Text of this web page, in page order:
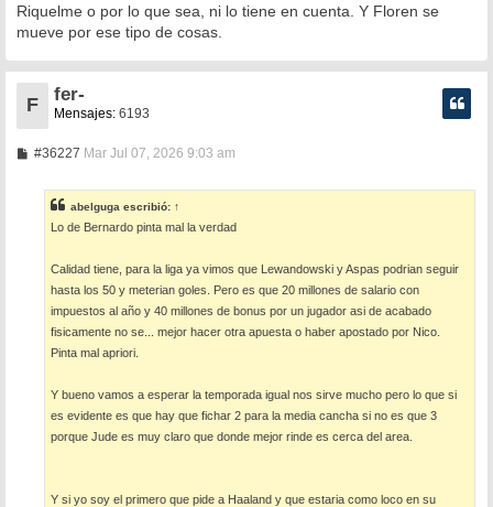
Riquelme o por lo que sea, ni lo tiene en cuenta. Y Floren se
mueve por ese tipo de cosas.
F
fer-
Mensajes: 6193
#36227M
a
j
Mar Jul 07, 2026 9:03 am
abelguga escribió: ↑
Lo de Bernardo pinta mal la verdad
Calidad tiene, para la liga ya vimos que Lewandowski y Aspas podrian seguir
hasta los 50 y meterian goles. Pero es que 20 millones de salario con
impuestos al año y 40 millones de bonus por un jugador asi de acabado
fisicamente no se... mejor hacer otra apuesta o haber apostado por Nico.
Pinta mal apriori.
Y bueno vamos a esperar la temporada igual nos sirve mucho pero lo que si
es evidente es que hay que fichar 2 para la media cancha si no es que 3
porque Jude es muy claro que donde mejor rinde es cerca del area.
Y si yo soy el primero que pide a Haaland y que estaria como loco en su